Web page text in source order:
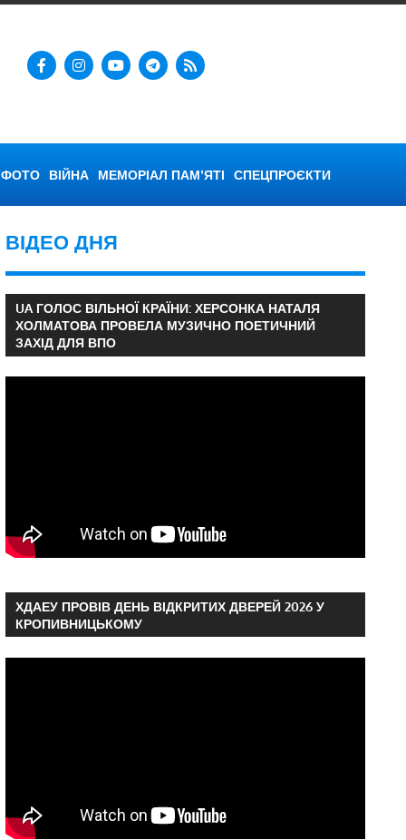
ФОТО ВІЙНА МЕМОРІАЛ ПАМ’ЯТІ СПЕЦПРОЄКТИ
ВІДЕО ДНЯ
UA ГОЛОС ВІЛЬНОЇ КРАЇНИ: ХЕРСОНКА НАТАЛЯ
ХОЛМАТОВА ПРОВЕЛА МУЗИЧНО ПОЕТИЧНИЙ
ЗАХІД ДЛЯ ВПО
ХДАЕУ ПРОВІВ ДЕНЬ ВІДКРИТИХ ДВЕРЕЙ 2026 У
КРОПИВНИЦЬКОМУ